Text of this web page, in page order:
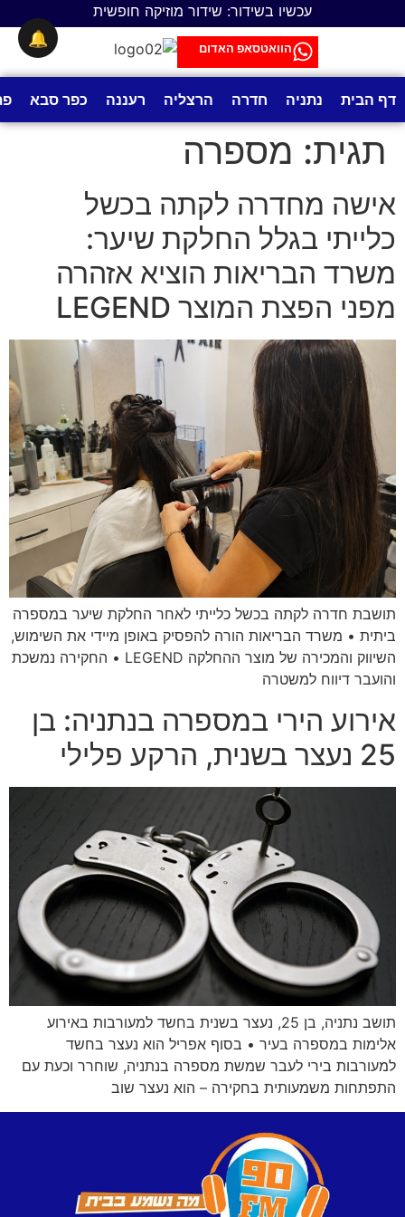
עכשיו בשידור: שידור מוזיקה חופשית
הוואטסאפ האדום
דף הבית נתניה חדרה הרצליה רעננה כפר סבא
תגית: מספרה
אישה מחדרה לקתה בכשל
כלייתי בגלל החלקת שיער:
משרד הבריאות הוציא אזהרה
מפני הפצת המוצר LEGEND
תושבת חדרה לקתה בכשל כלייתי לאחר החלקת שיער במספרה
ביתית • משרד הבריאות הורה להפסיק באופן מיידי את השימוש,
השיווק והמכירה של מוצר ההחלקה LEGEND • החקירה נמשכת
והועבר דיווח למשטרה
אירוע הירי במספרה בנתניה: בן
25 נעצר בשנית, הרקע פלילי
תושב נתניה, בן 25, נעצר בשנית בחשד למעורבות באירוע
אלימות במספרה בעיר • בסוף אפריל הוא נעצר בחשד
למעורבות בירי לעבר שמשת מספרה בנתניה, שוחרר וכעת עם
התפתחות משמעותית בחקירה – הוא נעצר שוב
🔔